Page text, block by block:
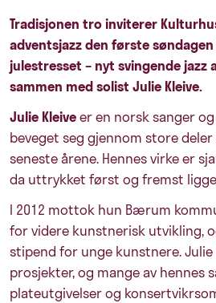
Tradisjonen tro inviterer
adventsjazz den første søndagen
julestresset – nyt svingende jazz
sammen med solist Julie Kleive.
Julie Kleiveer en norsk sanger
beveget seg gjennom store
seneste årene. Hennes virke er
da uttrykket først og fremst
I 2012 mottok hun Bærum
for videre kunstnerisk utvikling,
stipend for unge kunstnere. Julie
prosjekter, og mange av hennes
plateutgivelser og